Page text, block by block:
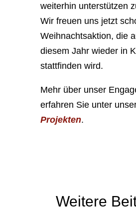
weiterhin unterstützen
Wir freuen uns jetzt
Weihnachtsaktion, die
diesem Jahr wieder in
stattfinden wird.
Mehr über unser
erfahren Sie unter
Projekten.
Weitere